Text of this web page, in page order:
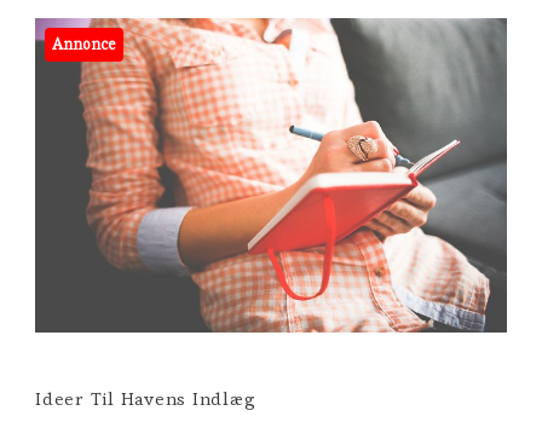
Annonce
Ideer Til Havens Indlæg